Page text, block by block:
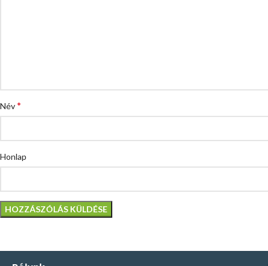
Név*
Honlap